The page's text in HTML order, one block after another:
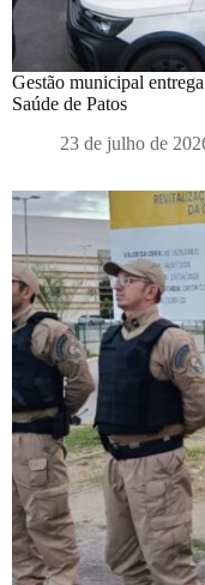
Gestão municipal
Saúde de Patos
23 de julho de